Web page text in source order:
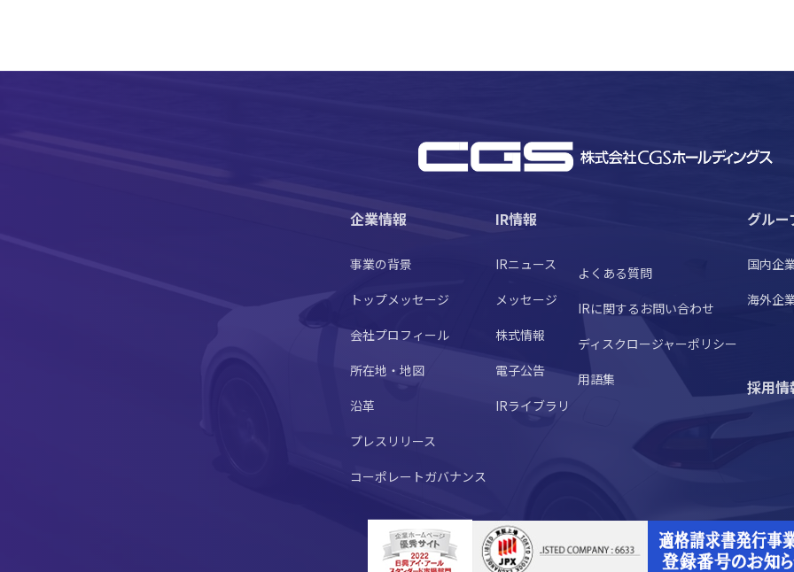
企業情報
事業の背景
トップメッセージ
会社プロフィール
所在地・地図
沿革
プレスリリース
コーポレートガバナンス
IR情報
IRニュース
メッセージ
株式情報
電子公告
IRライブラリ
よくある質問
IRに関するお問い合わせ
ディスクロージャーポリシー
用語集
グルー
国内企
海外企
採用情